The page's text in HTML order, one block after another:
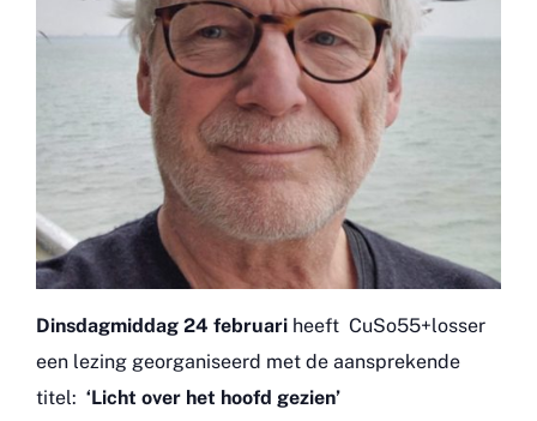
Dinsdagmiddag 24 februariheeft CuSo55+losser
een lezing georganiseerd met de aansprekende
titel: ‘Licht over het hoofd gezien’